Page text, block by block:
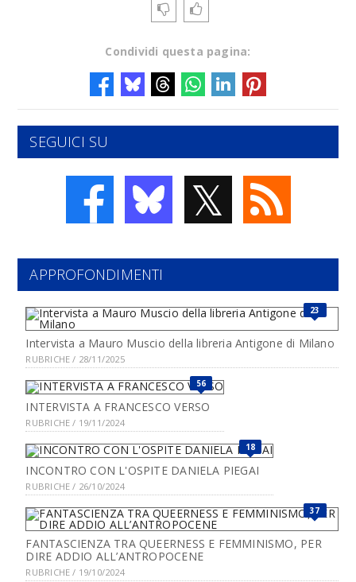
Condividi questa pagina:
SEGUICI SU
𝕏
APPROFONDIMENTI
23
Intervista a Mauro Muscio della libreria Antigone di Milano
RUBRICHE / 28/11/2025
56
INTERVISTA A FRANCESCO VERSO
RUBRICHE / 19/11/2024
18
INCONTRO CON L'OSPITE DANIELA PIEGAI
RUBRICHE / 26/10/2024
37
FANTASCIENZA TRA QUEERNESS E FEMMINISMO, PER
DIRE ADDIO ALL’ANTROPOCENE
RUBRICHE / 19/10/2024